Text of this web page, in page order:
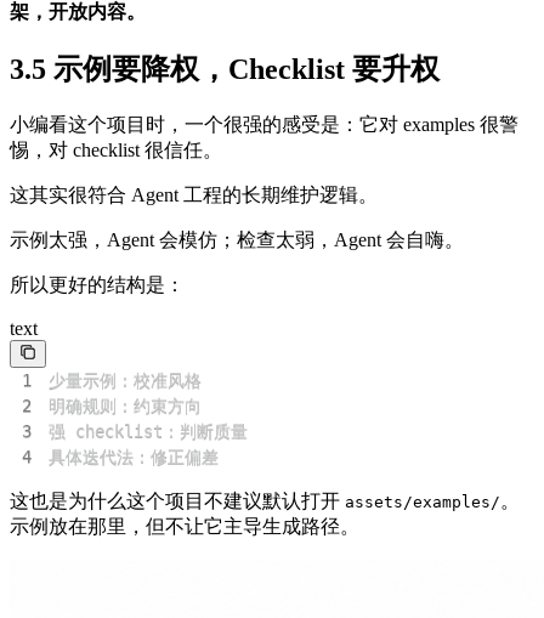
架，开放内容。
3.5 示例要降权，Checklist 要升权
小编看这个项目时，一个很强的感受是：它对 examples 很警
惕，对 checklist 很信任。
这其实很符合 Agent 工程的长期维护逻辑。
示例太强，Agent 会模仿；检查太弱，Agent 会自嗨。
所以更好的结构是：
text
1
2
3
4
具体迭代法：修正偏差
这也是为什么这个项目不建议默认打开 assets/examples/ 。
示例放在那里，但不让它主导生成路径。